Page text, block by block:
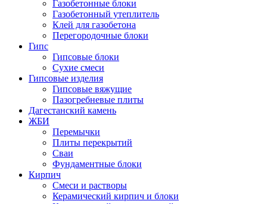
Газобетонные блоки
Газобетонный утеплитель
Клей для газобетона
Перегородочные блоки
Гипс
Гипсовые блоки
Сухие смеси
Гипсовые изделия
Гипсовые вяжущие
Пазогребневые плиты
Дагестанский камень
ЖБИ
Перемычки
Плиты перекрытий
Сваи
Фундаментные блоки
Кирпич
Cмеси и растворы
Керамический кирпич и блоки